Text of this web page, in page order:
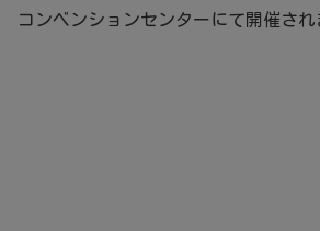
コンベンションセンターにて開催され